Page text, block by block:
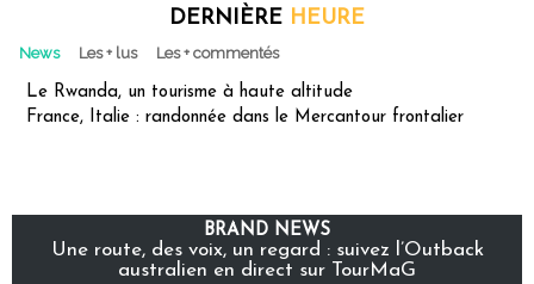
DERNIÈRE HEURE
News Les + lus Les + commentés
Le Rwanda, un tourisme à haute altitude
France, Italie : randonnée dans le Mercantour frontalier
BRAND NEWS
Une route, des voix, un regard : suivez l’Outback
australien en direct sur TourMaG